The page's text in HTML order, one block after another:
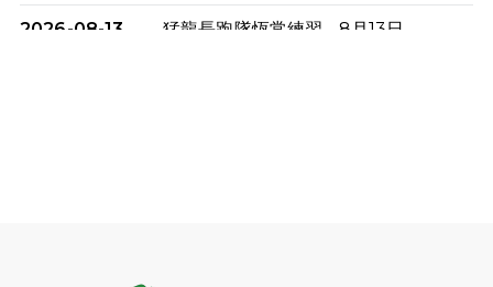
2026-08-13
猛龍長跑隊恆常練習 - 8月13日